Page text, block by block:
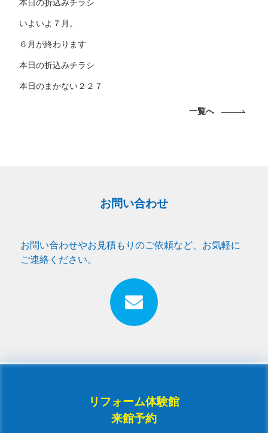
本日の折込みチラシ
いよいよ７月。
６月が終わります
本日の折込みチラシ
本日のまかない２２７
一覧へ
お問い合わせ
お問い合わせやお見積もりのご依頼など、お気軽に
ご連絡ください。
リフォーム体験館
来館予約